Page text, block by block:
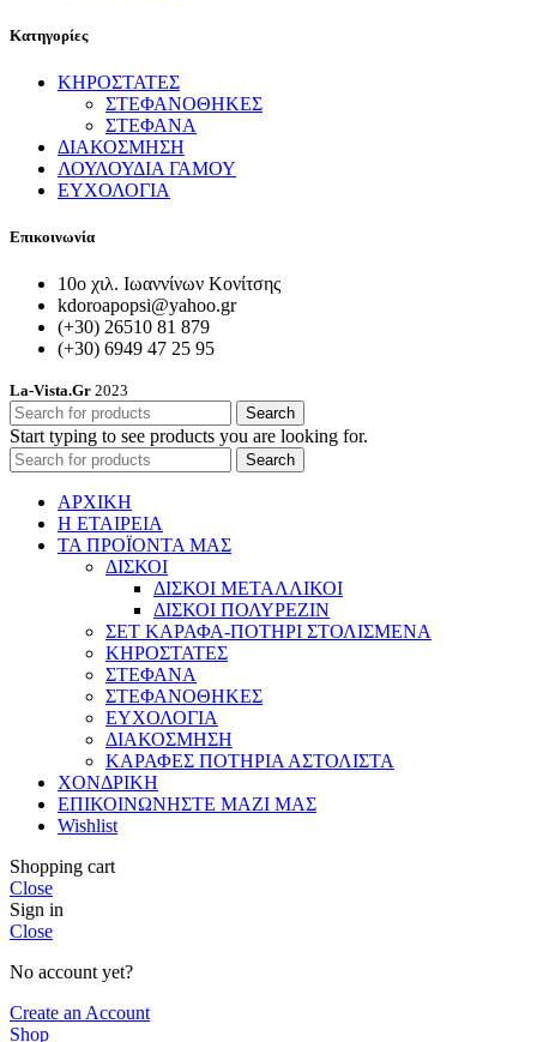
Κατηγορίες
ΚΗΡΟΣΤΑΤΕΣ
ΣΤΕΦΑΝΟΘΗΚΕΣ
ΣΤΕΦΑΝΑ
ΔΙΑΚΟΣΜΗΣΗ
ΛΟΥΛΟΥΔΙΑ ΓΑΜΟΥ
ΕΥΧΟΛΟΓΙΑ
Επικοινωνία
10ο χιλ. Ιωαννίνων Κονίτσης
kdoroapopsi@yahoo.gr
(+30) 26510 81 879
(+30) 6949 47 25 95
La-Vista.Gr 2023
Search
Start typing to see products you are looking for.
Search
ΑΡΧΙΚΗ
Η ΕΤΑΙΡΕΙΑ
ΤΑ ΠΡΟΪΟΝΤΑ ΜΑΣ
ΔΙΣΚΟΙ
ΔΙΣΚΟΙ ΜΕΤΑΛΛΙΚΟΙ
ΔΙΣΚΟΙ ΠΟΛΥΡΕΖΙΝ
ΣΕΤ ΚΑΡΑΦΑ-ΠΟΤΗΡΙ ΣΤΟΛΙΣΜΕΝΑ
ΚΗΡΟΣΤΑΤΕΣ
ΣΤΕΦΑΝΑ
ΣΤΕΦΑΝΟΘΗΚΕΣ
ΕΥΧΟΛΟΓΙΑ
ΔΙΑΚΟΣΜΗΣΗ
ΚΑΡΑΦΕΣ ΠΟΤΗΡΙΑ ΑΣΤΟΛΙΣΤΑ
ΧΟΝΔΡΙΚΗ
ΕΠΙΚΟΙΝΩΝΗΣΤΕ ΜΑΖΙ ΜΑΣ
Wishlist
Shopping cart
Close
Sign in
Close
No account yet?
Create an Account
Shop